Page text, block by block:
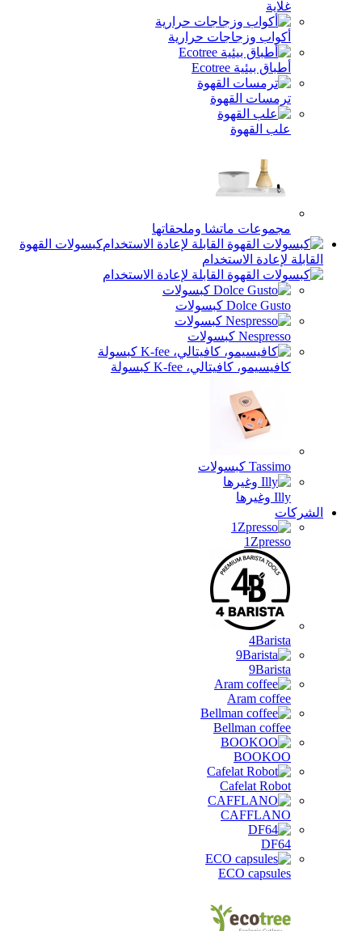
غلاية
أكواب وزجاجات حرارية
أطباق بيئية Ecotree
ترمسات القهوة
علب القهوة
مجموعات ماتشا وملحقاتها
كبسولات القهوة
القابلة لإعادة الاستخدام
Dolce Gusto كبسولات
Nespresso كبسولات
كافيسيمو، كافيتالي، K-fee كبسولة
Tassimo كبسولات
Illy وغيرها
الشركات
1Zpresso
4Barista
9Barista
Aram coffee
Bellman coffee
BOOKOO
Cafelat Robot
CAFFLANO
DF64
ECO capsules